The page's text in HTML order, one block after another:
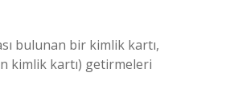
bulunan bir kimlik kartı,
kimlik kartı) getirmeleri